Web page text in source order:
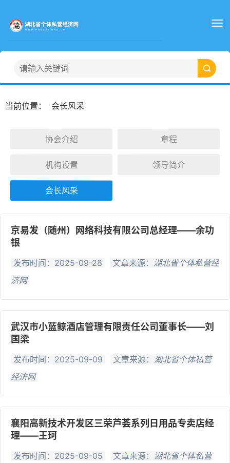
当前位置： 会长风采
协会介绍 章程
机构设置 领导简介
会长风采
京易发（随州）网络科技有限公司总经理——余功
银
发布时间：2025-09-28 文章来源： 湖北省个体私营经
济网
武汉市小蓝鲸酒店管理有限责任公司董事长——刘
国梁
发布时间：2025-09-09 文章来源： 湖北省个体私营
经济网
襄阳高新技术开发区三荣芦荟系列日用品专卖店经
理——王珂
发布时间：2025-09-05 文章来源： 湖北省个体私营